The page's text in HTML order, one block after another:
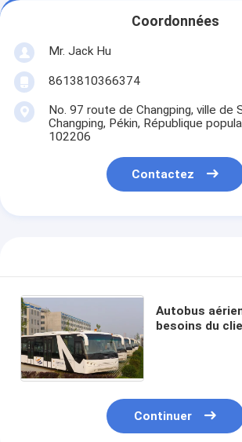
Coordonnées
Mr. Jack Hu
8613810366374
No. 97 route de Changping, ville de
Changping, Pékin, République
102206
Contactez
Autobus
besoins du
Continuer